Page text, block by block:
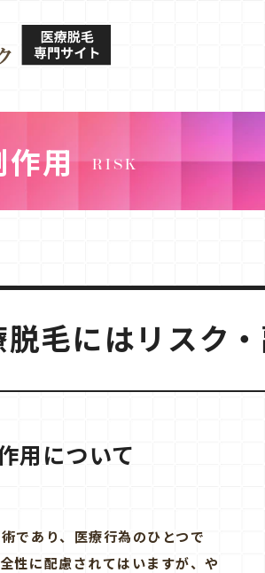
用 RISK
脱毛にはリスク
用について
であり、医療行為のひとつで
性に配慮されてはいますが、や